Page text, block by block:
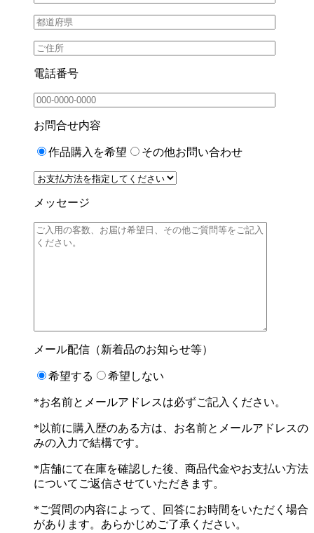
電話番号
お問合せ内容
作品購入を希望 その他お問い合わせ
メッセージ
メール配信（新着品のお知らせ等）
希望する 希望しない
*お名前とメールアドレスは必ずご記入ください。
*以前に購入歴のある方は、お名前とメールアドレスの
みの入力で結構です。
*店舗にて在庫を確認した後、商品代金やお支払い方法
についてご返信させていただきます。
*ご質問の内容によって、回答にお時間をいただく場合
があります。あらかじめご了承ください。